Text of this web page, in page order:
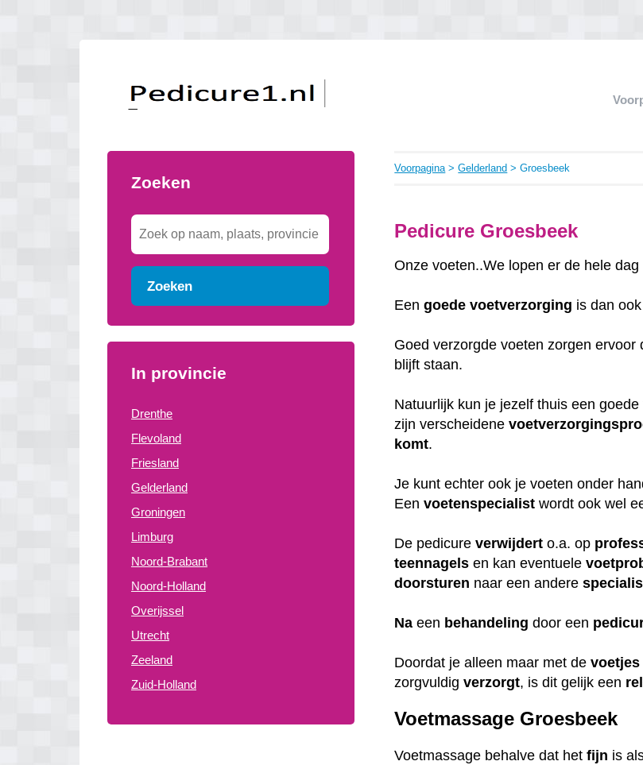
Zoeken
Zoeken
In provincie
Drenthe
Flevoland
Friesland
Gelderland
Groningen
Limburg
Noord-Brabant
Noord-Holland
Overijssel
Utrecht
Zeeland
Zuid-Holland
Voorpagina>Gelderland > Groesbeek
Pedicure Groesbeek
Onze voeten..We lopen er de hele
Eengoede voetverzorging is dan
Goed verzorgde voeten zorgen
blijft staan.
Natuurlijk kun je jezelf thuis een goede
zijn verscheidene
komt.
Je kunt echter ook je voeten onder
Eenvoetenspecialist wordt ook wel
De pedicureverwijdert o.a. op
teennagels en kan eventuele
doorsturen naar een andere
Na een behandeling door een
Doordat je alleen maar met devoetjes
zorgvuldigverzorgt, is dit gelijk een
Voetmassage Groesbeek
Voetmassage behalve dat hetfijn is